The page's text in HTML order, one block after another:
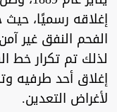
إغلاقه رسميًا،
الفحم النفق غير
لذلك تم تكرار خط
إغلاق أحد طرفيه
لأغراض التعدين.